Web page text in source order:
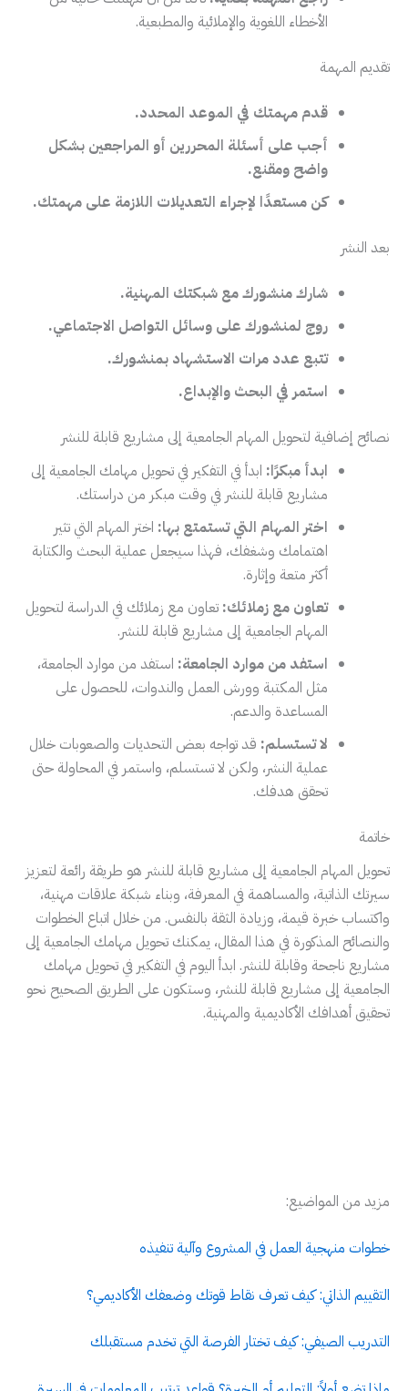
الأخطاء اللغوية والإملائية والمطبعية.
تقديم المهمة
قدم مهمتك في الموعد المحدد.
أجب على أسئلة المحررين أو المراجعين بشكل
واضح ومقنع.
كن مستعدًا لإجراء التعديلات اللازمة على مهمتك.
بعد النشر
شارك منشورك مع شبكتك المهنية.
روج لمنشورك على وسائل التواصل الاجتماعي.
تتبع عدد مرات الاستشهاد بمنشورك.
استمر في البحث والإبداع.
نصائح إضافية لتحويل المهام الجامعية إلى مشاريع قابلة للنشر
ابدأ مبكرًا: ابدأ في التفكير في تحويل مهامك الجامعية إلى
مشاريع قابلة للنشر في وقت مبكر من دراستك.
اختر المهام التي تستمتع بها: اختر المهام التي تثير
اهتمامك وشغفك، فهذا سيجعل عملية البحث والكتابة
أكثر متعة وإثارة.
تعاون مع زملائك: تعاون مع زملائك في الدراسة لتحويل
المهام الجامعية إلى مشاريع قابلة للنشر.
استفد من موارد الجامعة: استفد من موارد الجامعة،
مثل المكتبة وورش العمل والندوات، للحصول على
المساعدة والدعم.
لا تستسلم: قد تواجه بعض التحديات والصعوبات خلال
عملية النشر، ولكن لا تستسلم، واستمر في المحاولة حتى
تحقق هدفك.
خاتمة
تحويل المهام الجامعية إلى مشاريع قابلة للنشر هو طريقة رائعة لتعزيز
سيرتك الذاتية، والمساهمة في المعرفة، وبناء شبكة علاقات مهنية،
واكتساب خبرة قيمة، وزيادة الثقة بالنفس. من خلال اتباع الخطوات
والنصائح المذكورة في هذا المقال، يمكنك تحويل مهامك الجامعية إلى
مشاريع ناجحة وقابلة للنشر. ابدأ اليوم في التفكير في تحويل مهامك
الجامعية إلى مشاريع قابلة للنشر، وستكون على الطريق الصحيح نحو
تحقيق أهدافك الأكاديمية والمهنية.
مزيد من المواضيع:
خطوات منهجية العمل في المشروع وآلية تنفيذه
التقييم الذاتي: كيف تعرف نقاط قوتك وضعفك الأكاديمي؟
التدريب الصيفي: كيف تختار الفرصة التي تخدم مستقبلك